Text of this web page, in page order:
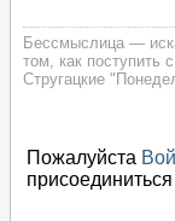
Бессмыслица —
том, как поступить
Стругацкие
Пожалуйста